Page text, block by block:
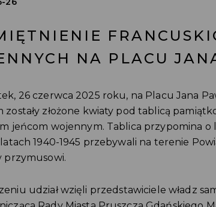
NA PLACU
26 czerwca 2025 roku, na Placu Jana
zostały złożone kwiaty pod tablicą
jeńcom wojennym. Tablica przypomina o
1940-1945 przebywali na terenie
przymusowi.
udział wzięli przedstawiciele władz